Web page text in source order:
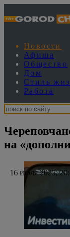
Новости
Афиша
Общество
Дом
Стиль
Работа
на
16 июля 2025,